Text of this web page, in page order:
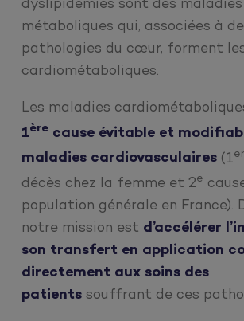
dyslipidémies sont des maladies
métaboliques qui, associées à
pathologies du cœur, forment
cardiométaboliques.
Les maladies
1ère cause évitable et
maladies cardiovasculaires (1
décès chez la femme et 2e
population générale en France).
notre mission est d’accélérer
son transfert en application
directement aux soins des
patientssouffrant de ces